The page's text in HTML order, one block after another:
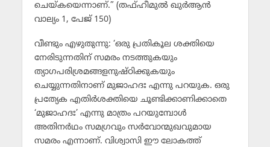
ചെയ്കയെന്നാണ്.” (തഫ്ഹീമുല്‍ ഖുര്‍ആന്‍
വാല്യം 1, പേജ് 150)
വീണ്ടും എഴുതുന്നു: ‘ഒരു പ്രതികൂല ശക്തിയെ
നേരിടുന്നതിന് സമരം നടത്തുകയും
ത്യാഗപരിശ്രമങ്ങളനുഷ്ഠിക്കുകയും
ചെയ്യുന്നതിനാണ് മുജാഹദഃ എന്നു പറയുക. ഒരു
പ്രത്യേക എതിര്‍ശക്തിയെ ചൂണ്ടിക്കാണിക്കാതെ
‘മുജാഹദഃ’ എന്നു മാത്രം പറയുമ്പോള്‍
അതിനര്‍ഥം സമഗ്രവും സര്‍വോന്മുഖവുമായ
സമരം എന്നാണ്. വിശ്വാസി ഈ ലോകത്ത്